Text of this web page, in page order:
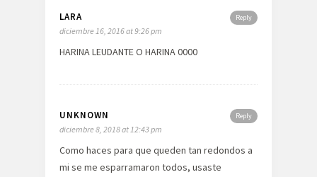
Reply
LARA
diciembre 16, 2016 at 9:26 pm
HARINA LEUDANTE O HARINA 0000
Reply
UNKNOWN
diciembre 8, 2018 at 12:43 pm
Como haces para que queden tan redondos a
mi se me esparramaron todos, usaste